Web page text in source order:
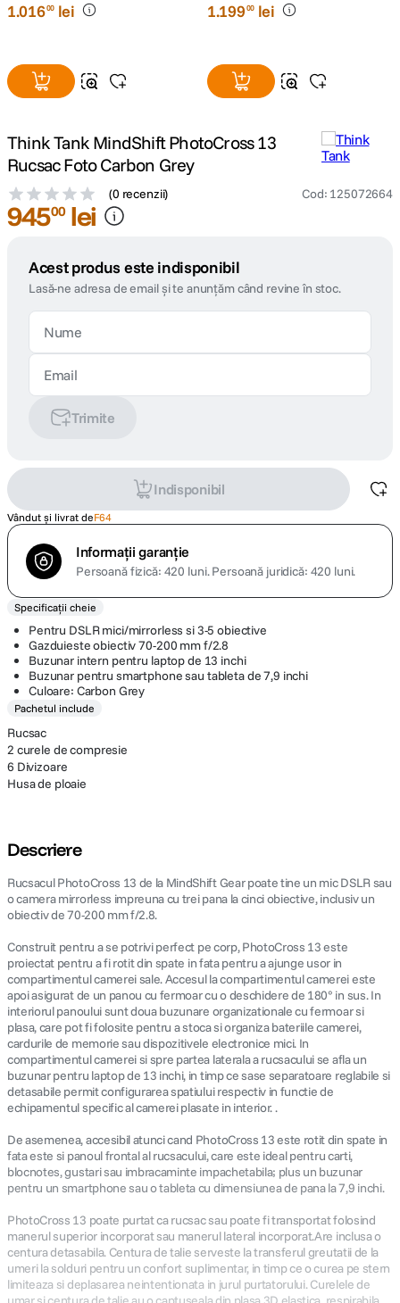
1.01600 lei 1.19900 lei
Think Tank MindShift PhotoCross 13
Rucsac Foto Carbon Grey
(0 recenzii) Cod: 125072664
94500 lei
Acest produs este indisponibil
Lasă-ne adresa de email și te anunțăm când revine în stoc.
Trimite
Indisponibil
Vândut și livrat deF64
Informații garanție
Persoană fizică: 420 luni. Persoană juridică: 420 luni.
Specificații cheie
Pentru DSLR mici/mirrorless si 3-5 obiective
Gazduieste obiectiv 70-200 mm f/2.8
Buzunar intern pentru laptop de 13 inchi
Buzunar pentru smartphone sau tableta de 7,9 inchi
Culoare: Carbon Grey
Pachetul include
Rucsac
2 curele de compresie
6 Divizoare
Husa de ploaie
Descriere
Rucsacul PhotoCross 13 de la MindShift Gear poate tine un mic DSLR sau
o camera mirrorless impreuna cu trei pana la cinci obiective, inclusiv un
obiectiv de 70-200 mm f/2.8.
Construit pentru a se potrivi perfect pe corp, PhotoCross 13 este
proiectat pentru a fi rotit din spate in fata pentru a ajunge usor in
compartimentul camerei sale. Accesul la compartimentul camerei este
apoi asigurat de un panou cu fermoar cu o deschidere de 180° in sus. In
interiorul panoului sunt doua buzunare organizationale cu fermoar si
plasa, care pot fi folosite pentru a stoca si organiza bateriile camerei,
cardurile de memorie sau dispozitivele electronice mici. In
compartimentul camerei si spre partea laterala a rucsacului se afla un
buzunar pentru laptop de 13 inchi, in timp ce sase separatoare reglabile si
detasabile permit configurarea spatiului respectiv in functie de
echipamentul specific al camerei plasate in interior. .
De asemenea, accesibil atunci cand PhotoCross 13 este rotit din spate in
fata este si panoul frontal al rucsacului, care este ideal pentru carti,
blocnotes, gustari sau imbracaminte impachetabila; plus un buzunar
pentru un smartphone sau o tableta cu dimensiunea de pana la 7,9 inchi.
PhotoCross 13 poate purtat ca rucsac sau poate fi transportat folosind
manerul superior incorporat sau manerul lateral incorporat.Are inclusa o
centura detasabila. Centura de talie serveste la transferul greutatii de la
umeri la solduri pentru un confort suplimentar, in timp ce o curea pe stern
limiteaza si deplasarea neintentionata in jurul purtatorului. Curelele de